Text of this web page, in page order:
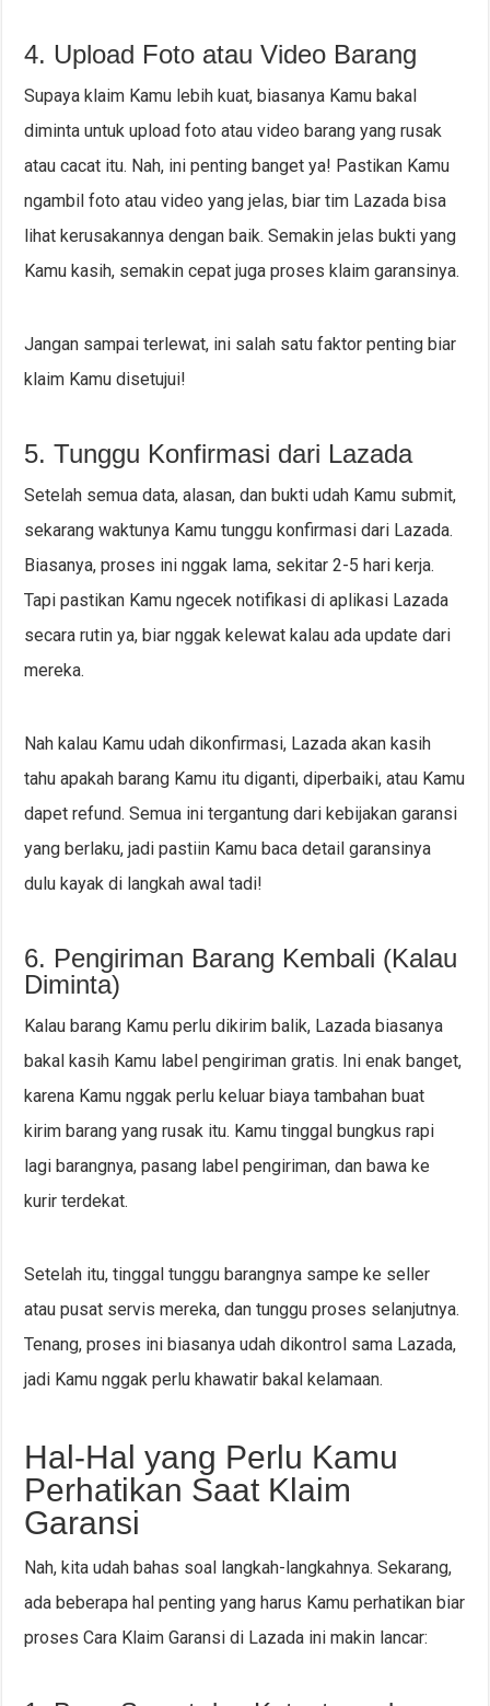
4. Upload Foto atau Video Barang
Supaya klaim Kamu lebih kuat, biasanya Kamu bakal
diminta untuk upload foto atau video barang yang rusak
atau cacat itu. Nah, ini penting banget ya! Pastikan Kamu
ngambil foto atau video yang jelas, biar tim Lazada bisa
lihat kerusakannya dengan baik. Semakin jelas bukti yang
Kamu kasih, semakin cepat juga proses klaim garansinya.
Jangan sampai terlewat, ini salah satu faktor penting biar
klaim Kamu disetujui!
5. Tunggu Konfirmasi dari Lazada
Setelah semua data, alasan, dan bukti udah Kamu submit,
sekarang waktunya Kamu tunggu konfirmasi dari Lazada.
Biasanya, proses ini nggak lama, sekitar 2-5 hari kerja.
Tapi pastikan Kamu ngecek notifikasi di aplikasi Lazada
secara rutin ya, biar nggak kelewat kalau ada update dari
mereka.
Nah kalau Kamu udah dikonfirmasi, Lazada akan kasih
tahu apakah barang Kamu itu diganti, diperbaiki, atau Kamu
dapet refund. Semua ini tergantung dari kebijakan garansi
yang berlaku, jadi pastiin Kamu baca detail garansinya
dulu kayak di langkah awal tadi!
6. Pengiriman Barang Kembali (Kalau
Diminta)
Kalau barang Kamu perlu dikirim balik, Lazada biasanya
bakal kasih Kamu label pengiriman gratis. Ini enak banget,
karena Kamu nggak perlu keluar biaya tambahan buat
kirim barang yang rusak itu. Kamu tinggal bungkus rapi
lagi barangnya, pasang label pengiriman, dan bawa ke
kurir terdekat.
Setelah itu, tinggal tunggu barangnya sampe ke seller
atau pusat servis mereka, dan tunggu proses selanjutnya.
Tenang, proses ini biasanya udah dikontrol sama Lazada,
jadi Kamu nggak perlu khawatir bakal kelamaan.
Hal-Hal yang Perlu Kamu
Perhatikan Saat Klaim
Garansi
Nah, kita udah bahas soal langkah-langkahnya. Sekarang,
ada beberapa hal penting yang harus Kamu perhatikan biar
proses Cara Klaim Garansi di Lazada ini makin lancar: